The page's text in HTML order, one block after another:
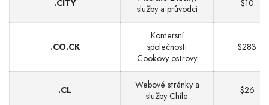
.CITY
služby a průvodci
$10
.CO.CK
Komersní
společnosti
Cookovy ostrovy
$283
.CL
Webové stránky a
služby Chile
$26